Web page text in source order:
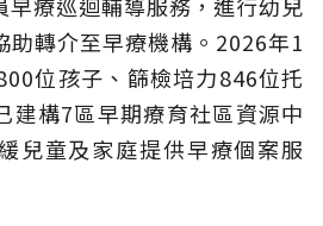
助轉介至早療機構。2026年1
位孩子、篩檢培力846位托
建構7區早期療育社區資源中
兒童及家庭提供早療個案服